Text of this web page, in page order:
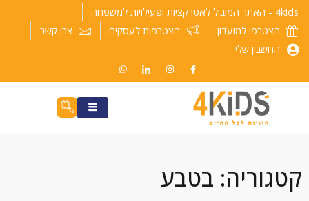
דילוג
לתוכן
4kids - האתר המוביל לאטרקציות ופעילויות למשפחה
הצטרפו למועדון
הצטרפות לעסקים
צרו קשר
החשבון שלי
קטגוריה: בטבע